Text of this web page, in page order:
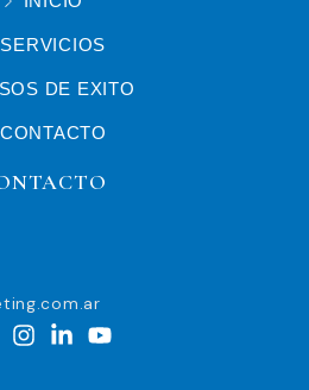
SERVICIOS
DE EXITO
CONTACTO
I L Y